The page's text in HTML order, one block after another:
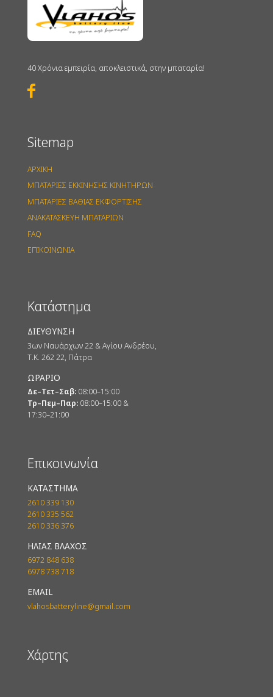
40 Χρόνια εμπειρία, αποκλειστικά, στην μπαταρία!
Sitemap
ΑΡΧΙΚΗ
ΜΠΑΤΑΡΙΕΣ ΕΚΚΙΝΗΣΗΣ ΚΙΝΗΤΗΡΩΝ
ΜΠΑΤΑΡΙΕΣ ΒΑΘΙΑΣ ΕΚΦΟΡΤΙΣΗΣ
ΑΝΑΚΑΤΑΣΚΕΥΗ ΜΠΑΤΑΡΙΩΝ
FAQ
ΕΠΙΚΟΙΝΩΝΙΑ
Κατάστημα
ΔΙΕΥΘΥΝΣΗ
3ων Ναυάρχων 22 & Αγίου Ανδρέου,
Τ.Κ. 262 22, Πάτρα
ΩΡΑΡΙΟ
Δε–Τετ–Σαβ: 08:00–15:00
Τρ–Πεμ–Παρ: 08:00–15:00 &
17:30–21:00
Επικοινωνία
ΚΑΤΑΣΤΗΜΑ
2610 339 130
2610 335 562
2610 336 376
ΗΛΙΑΣ ΒΛΑΧΟΣ
6972 848 638
6978 738 718
EMAIL
vlahosbatteryline@gmail.com
Χάρτης